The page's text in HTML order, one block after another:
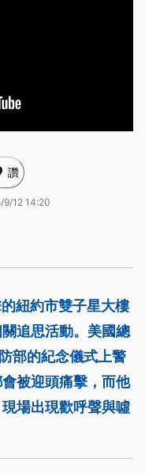
讚
9/12 14:20
紐約市雙子星大樓
追思活動。美國總
部的紀念儀式上警
被迎頭痛擊，而他
場出現歡呼聲與噓